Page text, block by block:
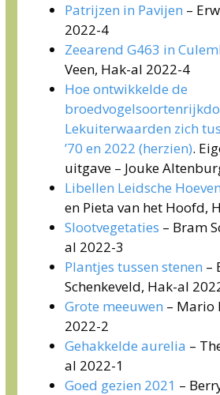
Patrijzen in Pavijen –
2022-4
Zeearend G463 in
Veen, Hak-al 2022-4
Hoe ontwikkelde de
Lekuiterwaarden zich
’70 en 2022 (herzien).
uitgave – Jouke
Libellen Leidsche Hoeven
en Pieta van het Hoofd,
Slootvegetaties – Bram
al 2022-3
Plantjes tussen stenen –
Schenkeveld, Hak-al
Grote meeuwen – Mario
2022-2
Gehakkelde aurelia –
al 2022-1
Goed gezien 2021 –